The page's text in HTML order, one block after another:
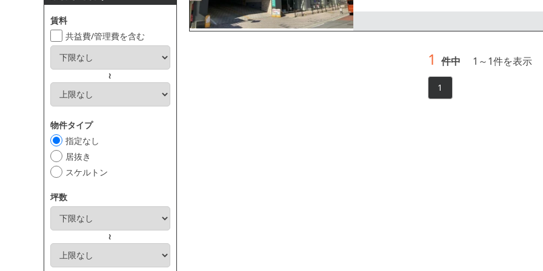
賃料
共益費/管理費を含む
～
物件タイプ
指定なし
居抜き
スケルトン
坪数
～
までお問合せください。
1 件中 1 ～1件を表示
1